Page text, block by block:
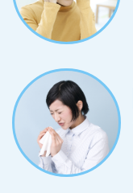
不安な方はいつでもご相談ください 食後にひ
ぜ？糖尿病の症状？ 食後に眠くなるのは体内時計の「生体リズム」が働
くためとか、消化吸収
す。確かに少しくらい
ため、それほど心配する
いてしまうときは注意
しれません。 食後にひどい眠気がくるのはなぜ？糖尿病の疑いも な
ぜ、食後に強い眠気を
か。 糖尿病を疑う理由として、血糖値が下がりにくくなっている可能性
が挙げられます。 食後は誰でも血糖値が一時的に上がります(健康な人